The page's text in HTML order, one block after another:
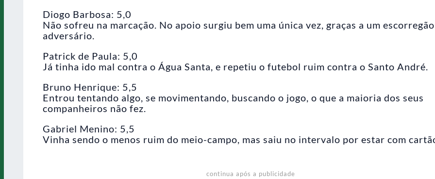
Diogo Barbosa: 5,0
Não sofreu na marcação. No apoio surgiu bem uma única vez, graças a um
adversário.
Patrick de Paula: 5,0
Já tinha ido mal contra o Água Santa, e repetiu o futebol ruim contra o Santo André.
Bruno Henrique: 5,5
Entrou tentando algo, se movimentando, buscando o jogo, o que a maioria dos seus
companheiros não fez.
Gabriel Menino: 5,5
Vinha sendo o menos ruim do meio-campo, mas saiu no intervalo por estar com
continua após a publicidade